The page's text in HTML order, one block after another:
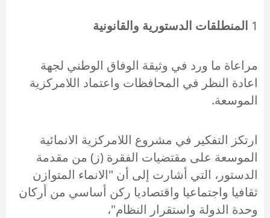
1 المنطلقات الدستورية والقانونية
مراعاة ما ورد في وثيقة الوفاق الوطني لجهة
اعادة النظر في المحافظات واعتماد اللامركزية
الموسعة.
ارتكز التفكير في مشروع اللامركزية الانمائية
الموسعة على مقتضيات الفقرة (ز) من مقدمة
الدستور، التي أشارت إلى أن "الانماء المتوازن
ثقافيا واجتماعيا واقتصاديا ركن أساسي من أركان
وحدة الدولة واستقرار النظام"،